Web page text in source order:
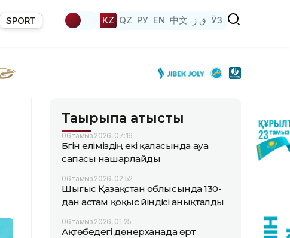
SPORT KZ QZ РУ EN 中文 ق ز ЎЗ
Тақырыпқа қатысты
06 тамыз 2026, 07:16
Бүгін еліміздің екі қаласында ауа
сапасы нашарлайды
06 тамыз 2026, 02:52
Шығыс Қазақстан облысында 130-
дан астам қоқыс үйіндісі анықталды
06 тамыз 2026, 01:25
Ақтөбедегі дөнерханада өрт